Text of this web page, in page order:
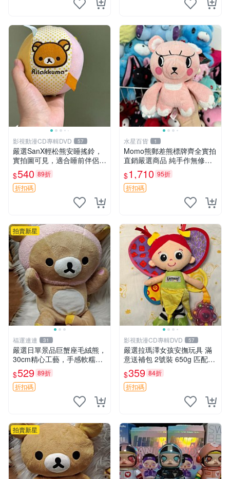
影視動漫CD專輯DVD 57
嚴選SanX輕松熊安睡搖鈴，
實拍圖可見，適合睡前伴侶，
Picks安撫好物 0325 懸吊 電
腦
$540 89折
折扣碼
水星百貨 1
Momo熊郵差熊標牌齊全實拍
直銷嚴選商品 純手作無修圖
可收藏 郵差熊 Momo熊 標牌
商品
$1,710 95折
折扣碼
拍賣新星
福運連連 31
嚴選日單景品巨蟹座毛絨熊，
30cm精心工藝，手感軟糯推
薦收藏送人 巨蟹座 毛絨玩具
精緻做工
$529 89折
折扣碼
影視動漫CD專輯DVD 57
嚴選拉瑪澤女孩安撫玩具 滿
意送補包 2號裝 650g 匹配嬰
幼童舒壓好伴侶 女孩專用 安
心選擇 安撫玩偶 衝包 玩具
$359 84折
折扣碼
拍賣新星